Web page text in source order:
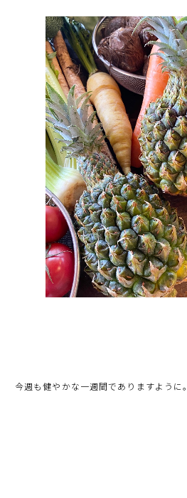
今週も健やかな一週間でありますように。